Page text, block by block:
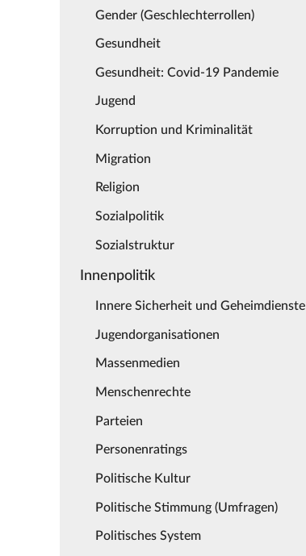
Gender (Geschlechterrollen)
Gesundheit
Gesundheit: Covid-19 Pandemie
Jugend
Korruption und Kriminalität
Migration
Religion
Sozialpolitik
Sozialstruktur
Innenpolitik
Innere Sicherheit und Geheimdienste
Jugendorganisationen
Massenmedien
Menschenrechte
Parteien
Personenratings
Politische Kultur
Politische Stimmung (Umfragen)
Politisches System